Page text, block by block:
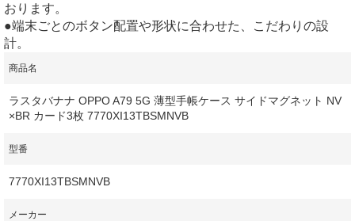
おります。
●端末ごとのボタン配置や形状に合わせた、こだわりの設
計。
商品名
ラスタバナナ OPPO A79 5G 薄型手帳ケース サイドマグネット NV
×BR カード3枚 7770XI13TBSMNVB
型番
7770XI13TBSMNVB
メーカー